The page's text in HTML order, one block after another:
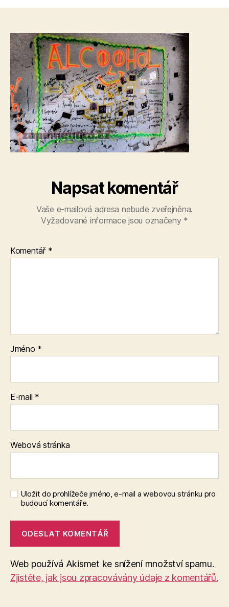
PA13243500005
Napsat komentář
Vaše e-mailová adresa nebude zveřejněna.
Vyžadované informace jsou označeny *
Komentář *
Jméno *
E-mail *
Webová stránka
Uložit do prohlížeče jméno, e-mail a webovou stránku pro
budoucí komentáře.
Web používá Akismet ke snížení množství spamu.
Zjistěte, jak jsou zpracovávány údaje z komentářů.